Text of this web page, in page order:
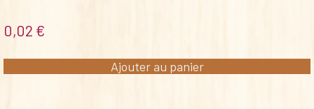
0,02 €
Ajouter au panier